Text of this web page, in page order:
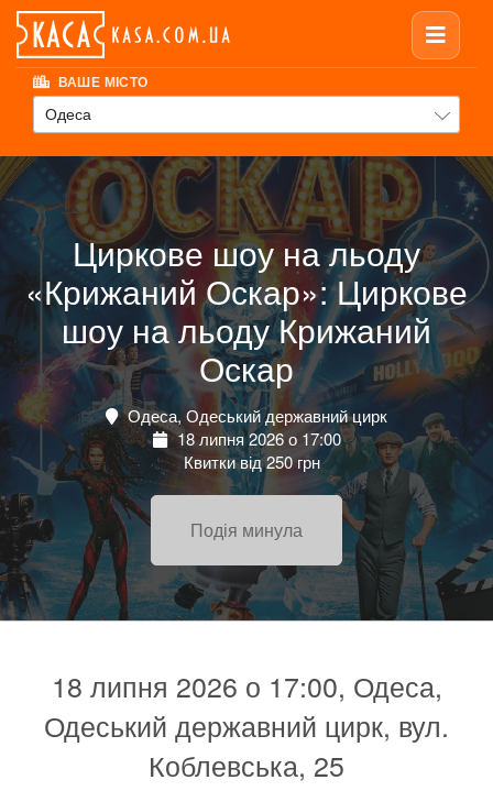
ВАШЕ МІСТО
Одеса
Циркове шоу на льоду
«Крижаний Оскар»: Циркове
шоу на льоду Крижаний
Оскар
Одеса, Одеський державний цирк
18 липня 2026 о 17:00
Квитки від 250 грн
Подія минула
18 липня 2026 о 17:00, Одеса,
Одеський державний цирк, вул.
Коблевська, 25